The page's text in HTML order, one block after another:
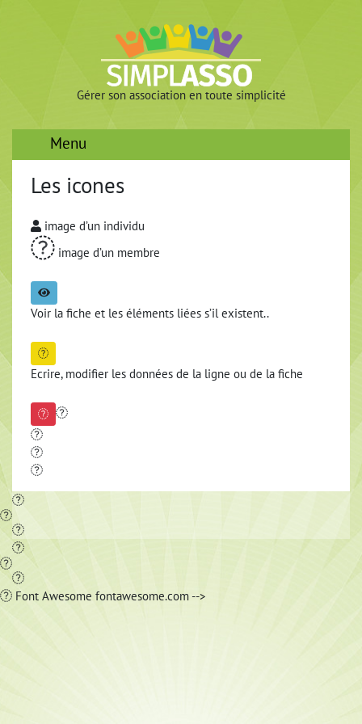
Gérer son association en toute simplicité
Menu
Les icones
image d’un individu
image d’un membre
Voir la fiche et les éléments liées s’il existent..
Ecrire, modifier les données de la ligne ou de la fiche
Font Awesome fontawesome.com -->